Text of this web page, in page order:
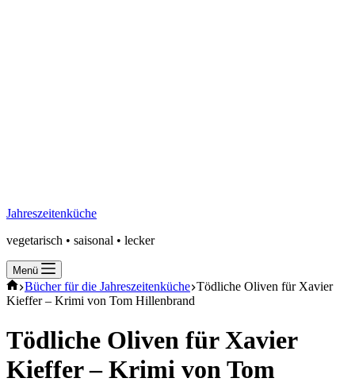
Jahreszeitenküche
vegetarisch • saisonal • lecker
Menü
Start
Bücher für die Jahreszeitenküche Tödliche Oliven für Xavier
Kieffer – Krimi von Tom Hillenbrand
Tödliche Oliven für Xavier
Kieffer – Krimi von Tom